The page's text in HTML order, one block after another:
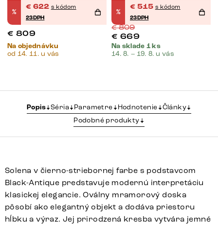
%
€ 622 s kódom
23DPH
€ 809
Na objednávku
od 14. 11. u vás
%
€ 515 s kódom
23DPH
€809
€ 669
Na sklade 1 ks
14. 8. – 19. 8. u vás
Popis Séria Parametre Hodnotenie
Články
Podobné produkty
Solena v čierno-striebornej farbe s podstavcom
Black-Antique predstavuje modernú interpretáciu
klasickej elegancie. Oválny mramorový doska
pôsobí ako elegantný objekt a dodáva priestoru
hĺbku a výraz. Jej prirodzená kresba vytvára jemné